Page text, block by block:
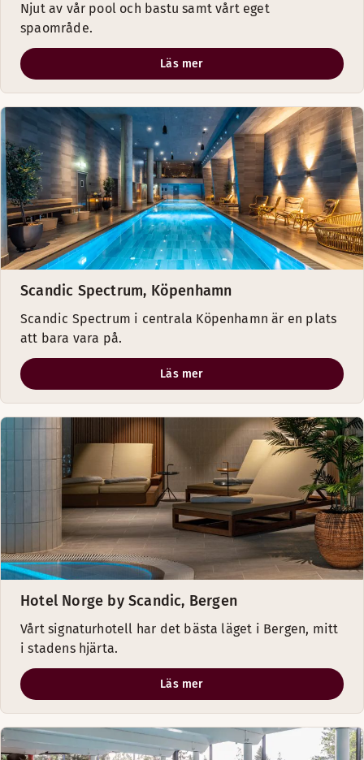
Njut av vår pool och bastu samt vårt eget
spaområde.
Läs mer
Scandic Spectrum, Köpenhamn
Scandic Spectrum i centrala Köpenhamn är en plats
att bara vara på.
Läs mer
Hotel Norge by Scandic, Bergen
Vårt signaturhotell har det bästa läget i Bergen, mitt
i stadens hjärta.
Läs mer